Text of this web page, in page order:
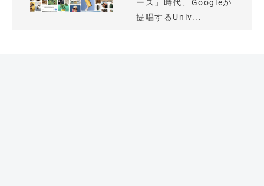
ース」時代、Googleが
提唱するUniv...